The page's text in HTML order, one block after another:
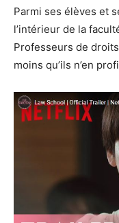
Parmi ses élèves et
l’intérieur de la
Professeurs de
moins qu’ils n’en